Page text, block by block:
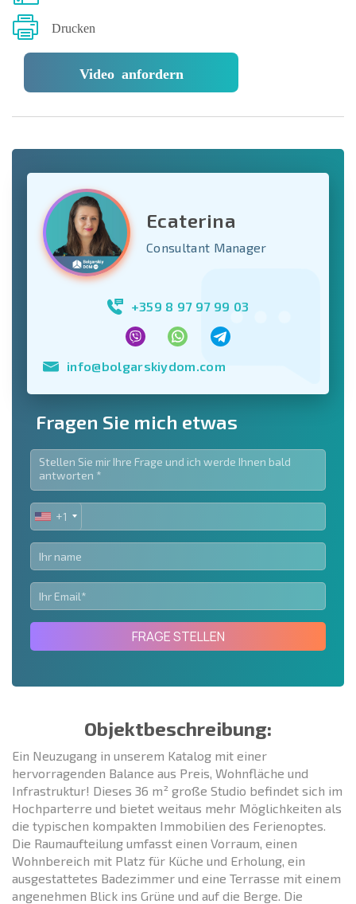
Drucken
Video anfordern
Ecaterina
Consultant Manager
+359 8 97 97 99 03
info@bolgarskiydom.com
Fragen Sie mich etwas
UNITED
STATES
+1
+1
FRAGE STELLEN
Objektbeschreibung:
Ein Neuzugang in unserem Katalog mit einer
hervorragenden Balance aus Preis, Wohnfläche und
Infrastruktur! Dieses 36 m² große Studio befindet sich im
Hochparterre und bietet weitaus mehr Möglichkeiten als
die typischen kompakten Immobilien des Ferienорtes.
Die Raumaufteilung umfasst einen Vorraum, einen
Wohnbereich mit Platz für Küche und Erholung, ein
ausgestattetes Badezimmer und eine Terrasse mit einem
angenehmen Blick ins Grüne und auf die Berge. Die